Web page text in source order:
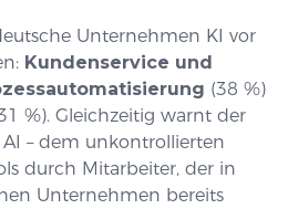
Unternehmen KI vor
Kundenservice und
(38 %)
%). Gleichzeitig warnt der
– dem unkontrollierten
durch Mitarbeiter, der in
Unternehmen bereits